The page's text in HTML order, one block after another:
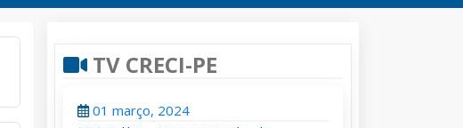
TV CRECI-PE
01 março, 2024